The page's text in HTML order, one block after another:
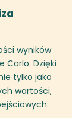
wyników
Carlo. Dzięki
tylko jako
wartości,